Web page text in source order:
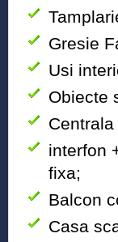
Gresie
Usi
Obiecte
interfon
fixa;
Balcon
Casa